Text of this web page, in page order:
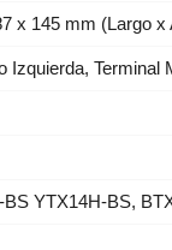
x 145 mm (Largo x
Izquierda, Terminal
BS YTX14H-BS,